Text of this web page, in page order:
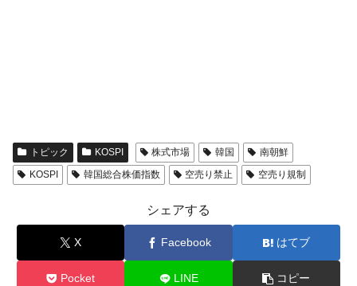
トピック KOSPI 株式市場 韓国
南朝鮮
KOSPI
韓国総合株価指数 空売り禁止 空売り規制
シェアする
X Facebook はてブ
Pocket LINE コピー